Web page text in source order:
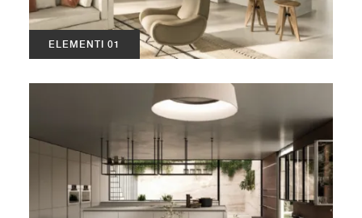
ELEMENTI 01